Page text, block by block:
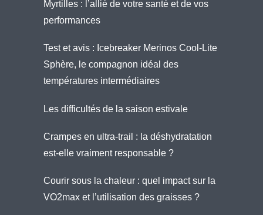
Myrtilles : l’allié de votre santé et de vos
performances
Test et avis : Icebreaker Merinos Cool-Lite
Sphère, le compagnon idéal des
températures intermédiaires
Les difficultés de la saison estivale
Crampes en ultra-trail : la déshydratation
est-elle vraiment responsable ?
Courir sous la chaleur : quel impact sur la
VO2max et l’utilisation des graisses ?